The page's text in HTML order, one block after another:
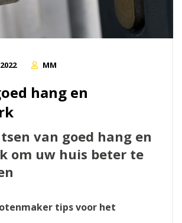
MM
hang en
van goed hang en
om uw huis beter te
tips voor het